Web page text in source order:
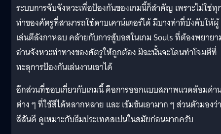
ระบบการจับจังหวะเพื่อป้องกันของเกมนี้ก็สำคัญ เพราะไม่ใช่ทุ
ท่าของศัตรูที่สามารถใช้ดาบเคาน์เตอร์ได้ มีบางท่าที่บังคับให้ผู้
เล่นตีลังกาหลบ คล้ายกับการสู้บอสในเกม Souls ที่ต้องพยาย
อ่านจังหวะท่าทางของศัตรูให้ถูกต้อง มิฉะนั้นจะโดนท่าโจมตีที่
ทะลุการป้องกันเล่นงานเอาได้
อีกส่วนที่ชอบเกี่ยวกับเกมนี้ คือการออกแบบสภาพแวดล้อมด่า
ต่าง ๆ ที่ใช้สีได้หลากหลาย และ เข้มข้นเอามาก ๆ ส่วนตัวมองว่า
สีสันดี ดูเหมาะกับธีมประเทศสเปนในสมัยก่อนมากครับ